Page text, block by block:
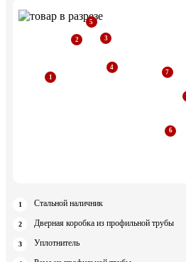
Стальной наличник
Дверная коробка из профильной трубы
Уплотнитель